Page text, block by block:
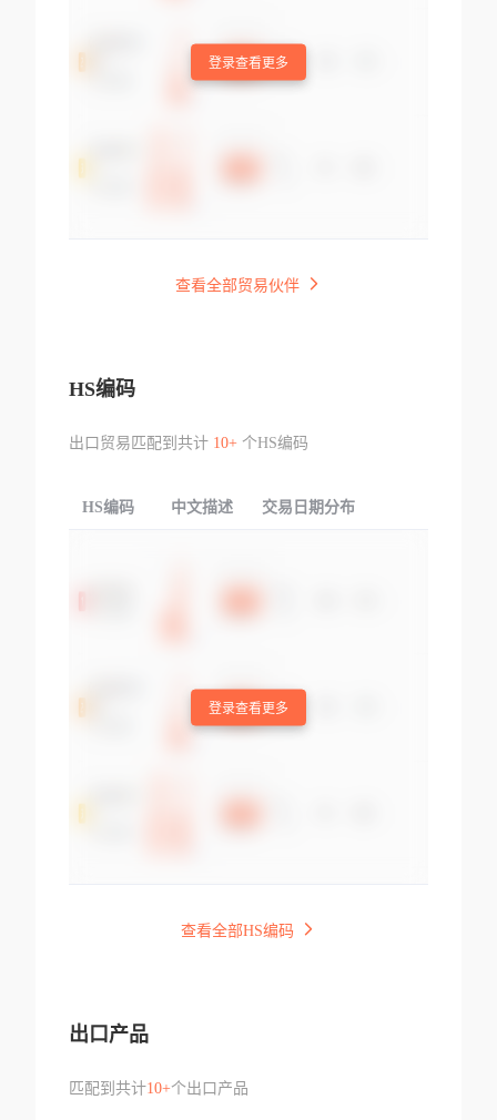
登录查看更多
查看全部贸易伙伴
HS编码
出口贸易匹配到共计 10+个HS编码
HS编码 中文描述 交易日期分布
登录查看更多
查看全部HS编码
出口产品
匹配到共计10+个出口产品